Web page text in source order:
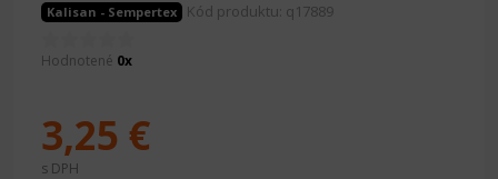
Kalisan - Sempertex Kód produktu: q17889
Hodnotené 0x
3,25 €
s DPH